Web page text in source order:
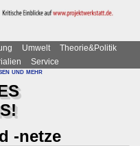
Umwelt
Theorie&Politik
Service
und mehr
-netze